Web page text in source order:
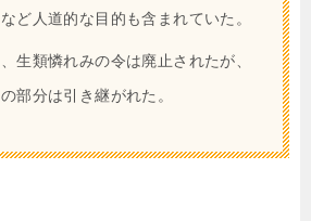
ど人道的な目的も含まれていた。
生類憐れみの令は廃止されたが、
部分は引き継がれた。